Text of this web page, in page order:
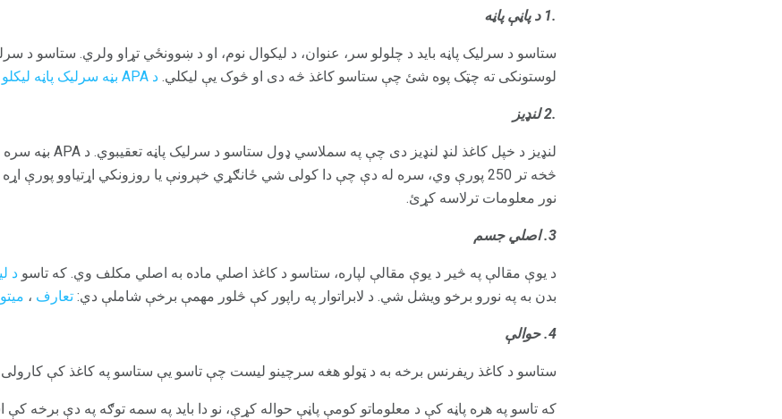
.1 د پاڼې پاڼه
ستاسو د سرلیک پاڼه باید د چلولو سر، عنوان، د لیکوال نوم، او د ښوونځي تړاو ولري. ستاسو د
لوستونکی ته چټک پوه شئ چې ستاسو کاغذ څه دی او څوک یې لیکلي. د APA بڼه سرلیک پاڼه لیکلو په
.2 لنډیز
څخه تر 250 پورې وي، سره له دې چې دا کولی شي ځانګړي خپرونې یا روزونکي اړتیاوو پورې اړه ولري.
نور معلومات ترلاسه کړئ.
3. اصلي جسم
د یوې مقالې په څیر د یوې مقالې لپاره، ستاسو د کاغذ اصلي ماده به اصلي مکلف وي. که تاسو د
بدن به په نورو برخو ویشل شي. د لابراتوار په راپور کې څلور مهمې برخې شاملې دي: تعارف ،
4. حوالې
ستاسو د کاغذ ریفرنس برخه به د ټولو هغه سرچینو لیست چې تاسو یې ستاسو په کاغذ کې
که تاسو په هره پاڼه کې د معلوماتو کومې پاڼې حواله کړې، نو دا باید په سمه توګه په دې برخه کې